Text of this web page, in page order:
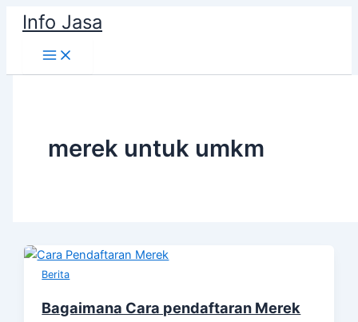
Skip
content
Info Jasa
merek untuk umkm
Berita
Bagaimana Cara pendaftaran Merek